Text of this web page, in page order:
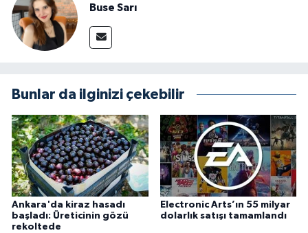
Buse Sarı
Bunlar da ilginizi çekebilir
Ankara'da kiraz hasadı
başladı: Üreticinin gözü
rekoltede
Electronic Arts’ın 55 milyar
dolarlık satışı tamamlandı